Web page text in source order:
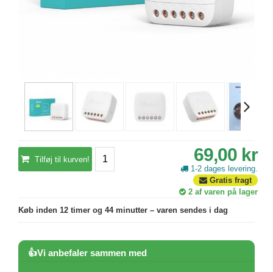
Tilføj til kurven! 69,00 kr
1-2 dages levering.
Gratis fragt
2af varen på lager
Køb inden 12 timer og 44 minutter – varen sendes i dag
👍Vi anbefaler sammen med